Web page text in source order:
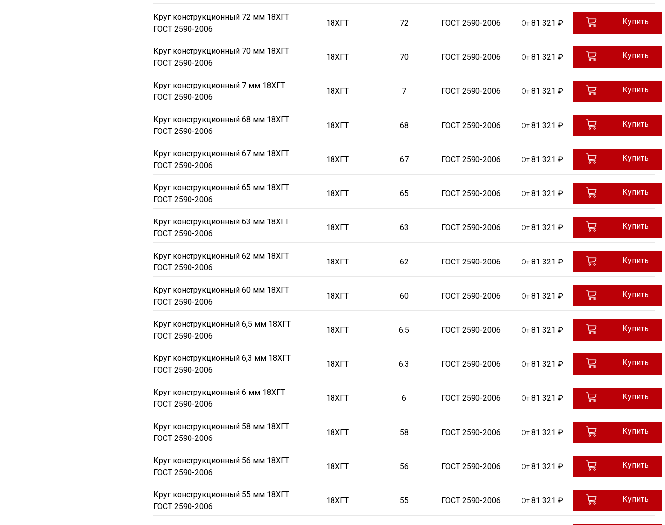
Круг конструкционный 72 мм 18ХГТ
ГОСТ 2590-2006
18ХГТ 72 ГОСТ 2590-2006 От81 321 ₽ Купить
Круг конструкционный 70 мм 18ХГТ
ГОСТ 2590-2006
18ХГТ 70 ГОСТ 2590-2006 От81 321 ₽ Купить
Круг конструкционный 7 мм 18ХГТ
ГОСТ 2590-2006
18ХГТ 7 ГОСТ 2590-2006 От81 321 ₽ Купить
Круг конструкционный 68 мм 18ХГТ
ГОСТ 2590-2006
18ХГТ 68 ГОСТ 2590-2006 От81 321 ₽ Купить
Круг конструкционный 67 мм 18ХГТ
ГОСТ 2590-2006
18ХГТ 67 ГОСТ 2590-2006 От81 321 ₽ Купить
Круг конструкционный 65 мм 18ХГТ
ГОСТ 2590-2006
18ХГТ 65 ГОСТ 2590-2006 От81 321 ₽ Купить
Круг конструкционный 63 мм 18ХГТ
ГОСТ 2590-2006
18ХГТ 63 ГОСТ 2590-2006 От81 321 ₽ Купить
Круг конструкционный 62 мм 18ХГТ
ГОСТ 2590-2006
18ХГТ 62 ГОСТ 2590-2006 От81 321 ₽ Купить
Круг конструкционный 60 мм 18ХГТ
ГОСТ 2590-2006
18ХГТ 60 ГОСТ 2590-2006 От81 321 ₽ Купить
Круг конструкционный 6,5 мм 18ХГТ
ГОСТ 2590-2006
18ХГТ 6.5 ГОСТ 2590-2006 От81 321 ₽ Купить
Круг конструкционный 6,3 мм 18ХГТ
ГОСТ 2590-2006
18ХГТ 6.3 ГОСТ 2590-2006 От81 321 ₽ Купить
Круг конструкционный 6 мм 18ХГТ
ГОСТ 2590-2006
18ХГТ 6 ГОСТ 2590-2006 От81 321 ₽ Купить
Круг конструкционный 58 мм 18ХГТ
ГОСТ 2590-2006
18ХГТ 58 ГОСТ 2590-2006 От81 321 ₽ Купить
Круг конструкционный 56 мм 18ХГТ
ГОСТ 2590-2006
18ХГТ 56 ГОСТ 2590-2006 От81 321 ₽ Купить
Круг конструкционный 55 мм 18ХГТ
ГОСТ 2590-2006
18ХГТ 55 ГОСТ 2590-2006 От81 321 ₽ Купить